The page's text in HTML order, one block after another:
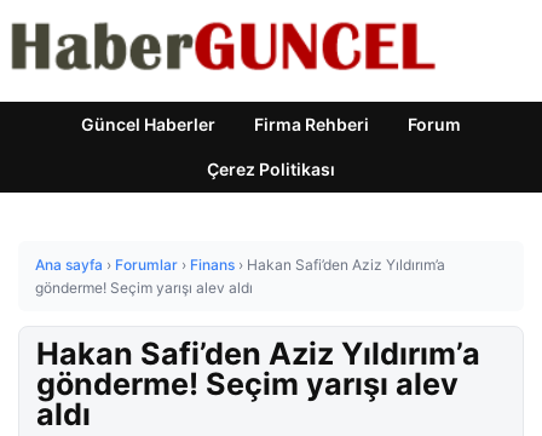
Güncel Haberler Firma Rehberi Forum
Çerez Politikası
Ana sayfa › Forumlar › Finans › Hakan Safi’den Aziz Yıldırım’a
gönderme! Seçim yarışı alev aldı
Hakan Safi’den Aziz Yıldırım’a
gönderme! Seçim yarışı alev
aldı